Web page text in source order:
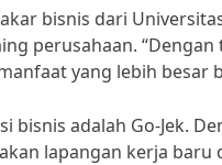
bisnis dari
perusahaan.
yang lebih besar
bisnis adalah Go-Jek.
lapangan kerja